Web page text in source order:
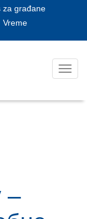
za građane
Vreme
–